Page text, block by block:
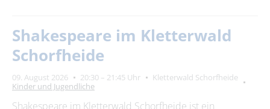
Shakespeare im Kletterwald
Schorfheide
09. August 2026 20:30 – 21:45 Uhr
Kletterwald Schorfheide
Kinder und Jugendliche
Shakespeare im Kletterwald Schorfheide ist ein